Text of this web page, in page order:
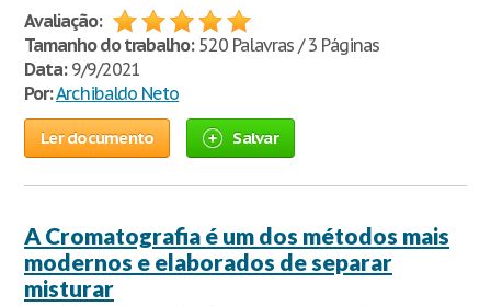
Avaliação:
Tamanho do trabalho:520 Palavras / 3 Páginas
Data:9/9/2021
Por:Archibaldo Neto
Ler documento Salvar
A Cromatografia é um dos métodos mais
modernos e elaborados de separar
misturar